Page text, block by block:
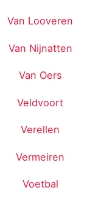
Van Looveren
Van Nijnatten
Van Oers
Veldvoort
Verellen
Vermeiren
Voetbal